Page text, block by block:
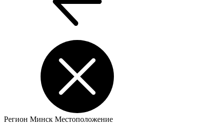
Регион Минск Местоположение